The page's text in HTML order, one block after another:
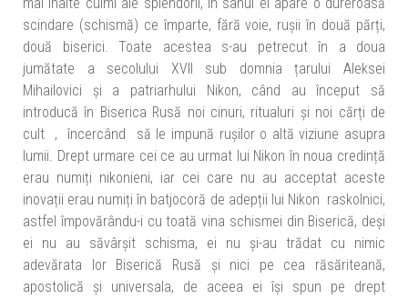
scindare (schismă) ce împarte, fără voie, rușii în două părți,
două biserici. Toate acestea s-au petrecut în a doua
jumătate a secolului XVII sub domnia țarului Aleksei
Mihailovici și a patriarhului Nikon, când au început să
introducă în Biserica Rusă noi cinuri, ritualuri și noi cărți de
cult , încercând să le impună rușilor o altă viziune asupra
lumii. Drept urmare cei ce au urmat lui Nikon în noua credință
erau numiți nikonieni, iar cei care nu au acceptat aceste
inovații erau numiți în batjocoră de adepții lui Nikon raskolnici,
astfel împovărându-i cu toată vina schismei din Biserică, deși
ei nu au săvârșit schisma, ei nu și-au trădat cu nimic
adevărata lor Biserică Rusă și nici pe cea răsăriteană,
apostolică și universala, de aceea ei își spun pe drept